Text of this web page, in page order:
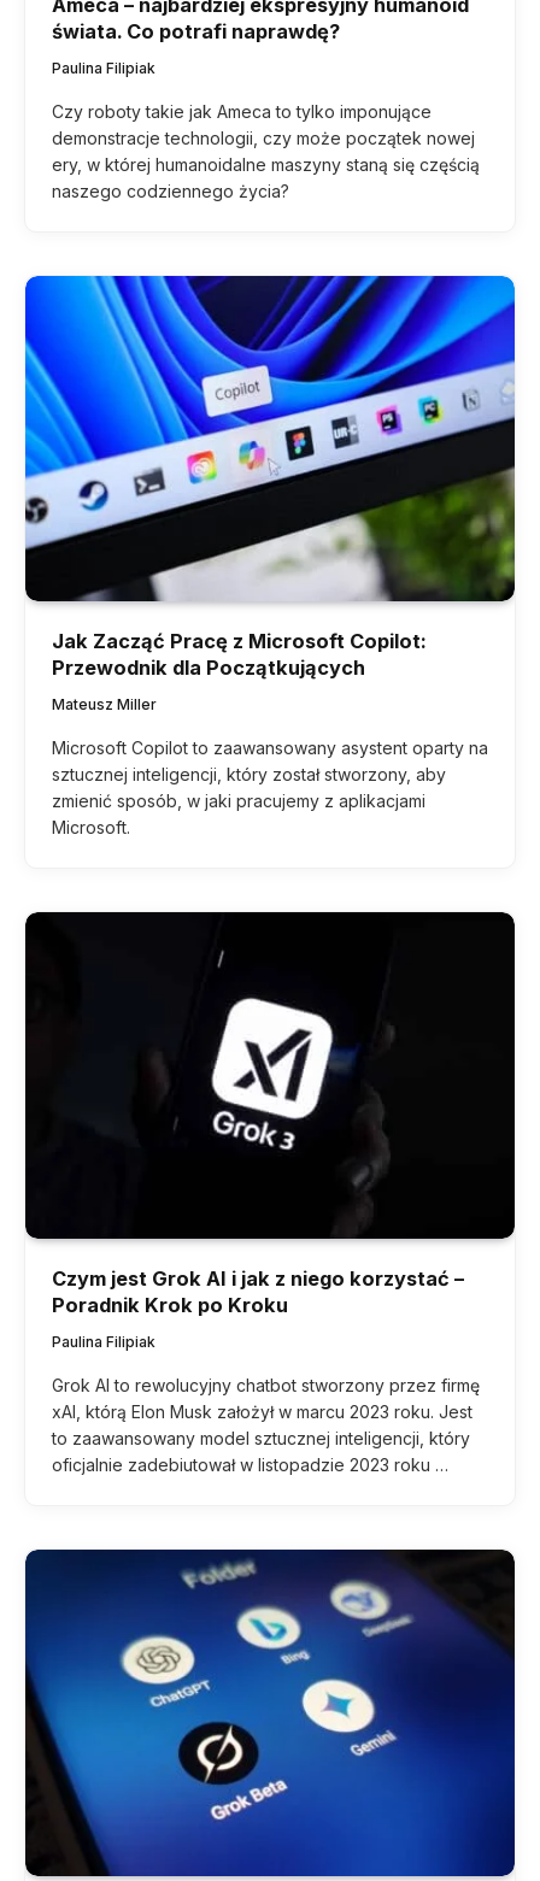
świata. Co potrafi naprawdę?
Paulina Filipiak
Czy roboty takie jak Ameca to tylko imponujące
demonstracje technologii, czy może początek nowej
ery, w której humanoidalne maszyny staną się częścią
naszego codziennego życia?
Jak Zacząć Pracę z Microsoft Copilot:
Przewodnik dla Początkujących
Mateusz Miller
Microsoft Copilot to zaawansowany asystent oparty na
sztucznej inteligencji, który został stworzony, aby
zmienić sposób, w jaki pracujemy z aplikacjami
Microsoft.
Czym jest Grok AI i jak z niego korzystać –
Poradnik Krok po Kroku
Paulina Filipiak
Grok AI to rewolucyjny chatbot stworzony przez firmę
xAI, którą Elon Musk założył w marcu 2023 roku. Jest
to zaawansowany model sztucznej inteligencji, który
oficjalnie zadebiutował w listopadzie 2023 roku …